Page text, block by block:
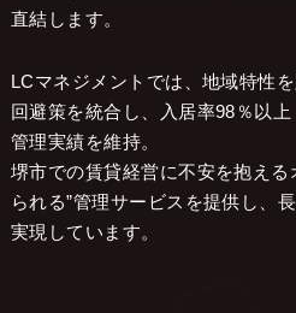
直結します。
LCマネジメントでは、地域特性
回避策を統合し、入居率98％以
管理実績を維持。
堺市での賃貸経営に不安を抱える
られる”管理サービスを提供し、
実現しています。